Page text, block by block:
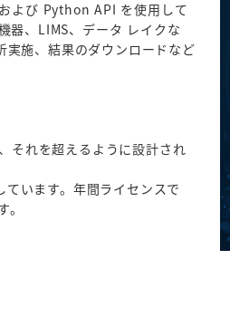
よび Python API を使用して
器、LIMS、データ レイクな
施、結果のダウンロードなど
それを超えるように設計され
います。年間ライセンスで